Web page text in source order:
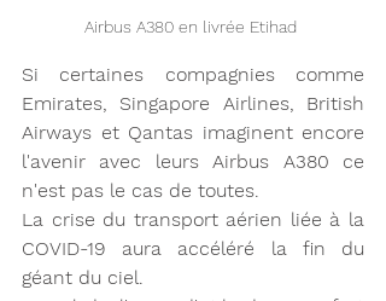
Airbus A380 en livrée Etihad
Si certaines compagnies comme
Emirates, Singapore Airlines, British
Airways et Qantas imaginent encore
l'avenir avec leurs Airbus A380 ce
n'est pas le cas de toutes.
La crise du transport aérien liée à la
COVID-19 aura accéléré la fin du
géant du ciel.